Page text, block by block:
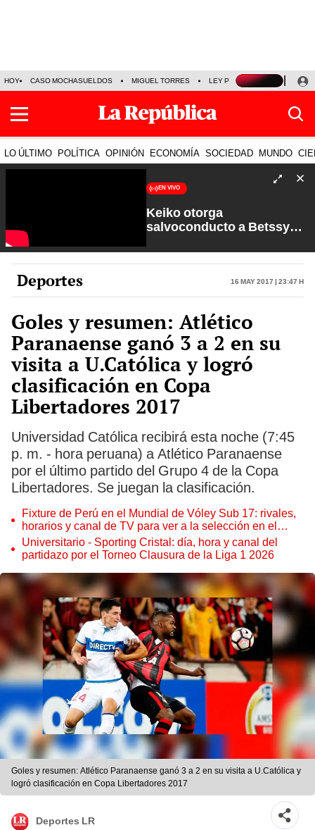
HOY CASO MOCHASUELDOS MIGUEL TORRES LEY PULPÍN PRECIO DEL
LO ÚLTIMO POLÍTICA OPINIÓN ECONOMÍA SOCIEDAD MUNDO
EN VIVO
Keiko otorga
salvoconducto a Betssy
Petroperú | Sin Guion con
Rosa María Palacios
Deportes 16 May 2017 | 23:47 h
Goles y resumen: Atlético
Paranaense ganó 3 a 2 en su
visita a U.Católica y logró
clasificación en Copa
Libertadores 2017
Universidad Católica recibirá esta noche (7:45
p. m. - hora peruana) a Atlético Paranaense
por el último partido del Grupo 4 de la Copa
Libertadores. Se juegan la clasificación.
Fixture de Perú en el Mundial de Vóley Sub 17: rivales,
horarios y canal de TV para ver a la selección en el
torneo
Universitario - Sporting Cristal: día, hora y canal del
partidazo por el Torneo Clausura de la Liga 1 2026
Goles y resumen: Atlético Paranaense ganó 3 a 2 en su visita a U.Católica y
logró clasificación en Copa Libertadores 2017
Deportes LR